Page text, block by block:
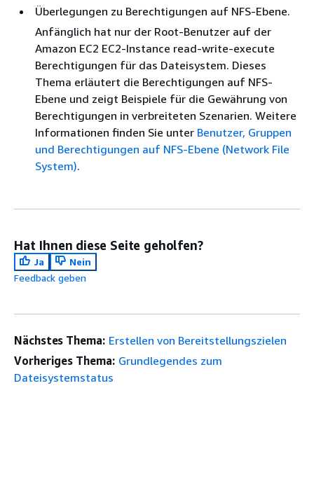
Überlegungen zu Berechtigungen auf NFS-Ebene.
Anfänglich hat nur der Root-Benutzer auf der
Amazon EC2 EC2-Instance read-write-execute
Berechtigungen für das Dateisystem. Dieses
Thema erläutert die Berechtigungen auf NFS-
Ebene und zeigt Beispiele für die Gewährung von
Berechtigungen in verbreiteten Szenarien. Weitere
Informationen finden Sie unter Benutzer, Gruppen
und Berechtigungen auf NFS-Ebene (Network File
System).
Hat Ihnen diese Seite geholfen?
Ja
Nein
Feedback geben
Nächstes Thema: Erstellen von Bereitstellungszielen
Vorheriges Thema: Grundlegendes zum
Dateisystemstatus